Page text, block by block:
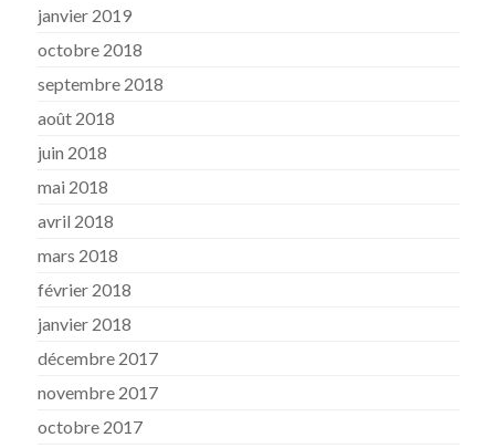
janvier 2019
octobre 2018
septembre 2018
août 2018
juin 2018
mai 2018
avril 2018
mars 2018
février 2018
janvier 2018
décembre 2017
novembre 2017
octobre 2017